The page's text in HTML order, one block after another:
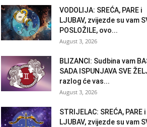
VODOLIJA: SREĆA, PARE i
LJUBAV, zvijezde su vam
POSLOŽILE, ovo...
August 3, 2026
BLIZANCI: Sudbina vam
SADA ISPUNJAVA SVE
razlog će vas...
August 3, 2026
STRIJELAC: SREĆA, PARE i
LJUBAV, zvijezde su vam